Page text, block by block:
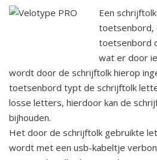
Een
toetsenbord,
toetsenbord
wat er door
wordt door de schrijftolk hierop
toetsenbord typt de schrijftolk
losse letters, hierdoor kan de
bijhouden.
Het door de schrijftolk gebruikte
wordt met een usb-kabeltje